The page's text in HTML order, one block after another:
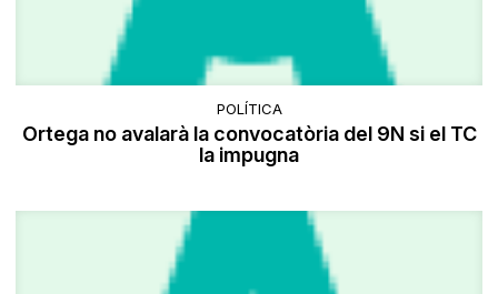
POLÍTICA
Ortega no avalarà la convocatòria del 9N si el TC
la impugna